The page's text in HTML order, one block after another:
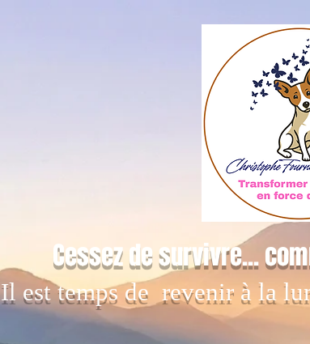
Cessez de survivre...
Il est temps de revenir à la